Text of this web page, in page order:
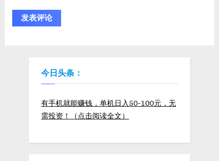
今日头条：
有手机就能赚钱，单机日入50-100元，无
需投资！（点击阅读全文）